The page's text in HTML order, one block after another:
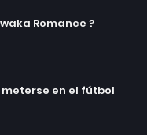
Romance ?
en el fútbol